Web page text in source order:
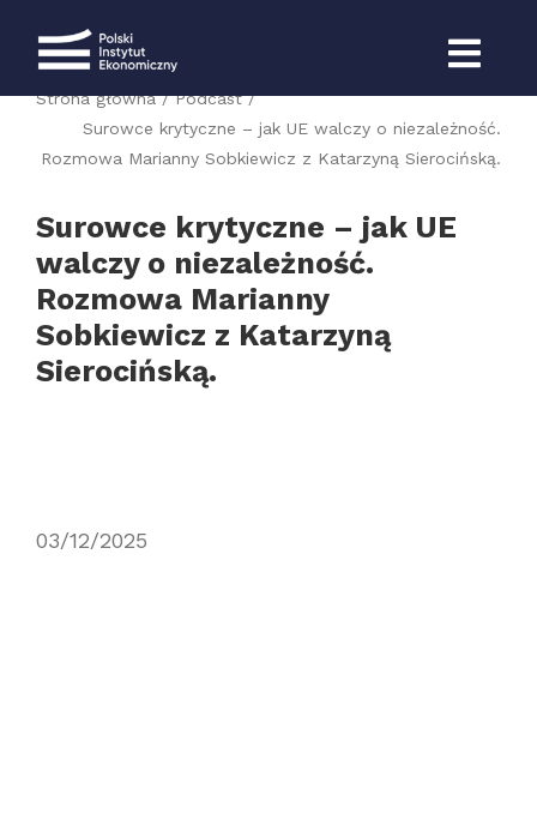
Strona główna
Podcast
Surowce krytyczne – jak UE walczy o niezależność.
Rozmowa Marianny Sobkiewicz z Katarzyną Sierocińską.
Surowce krytyczne – jak UE
walczy o niezależność.
Rozmowa Marianny
Sobkiewicz z Katarzyną
Sierocińską.
03/12/2025